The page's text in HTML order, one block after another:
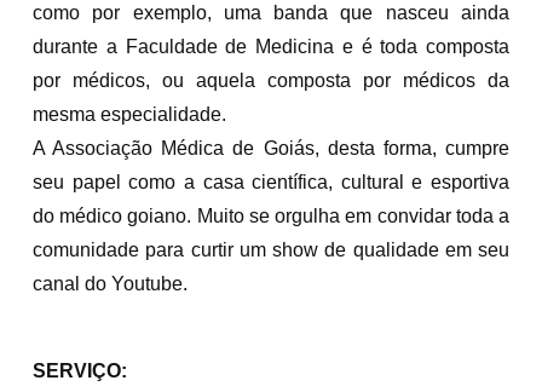
como por exemplo, uma banda que nasceu ainda
durante a Faculdade de Medicina e é toda composta
por médicos, ou aquela composta por médicos da
mesma especialidade.
A Associação Médica de Goiás, desta forma, cumpre
seu papel como a casa científica, cultural e esportiva
do médico goiano. Muito se orgulha em convidar toda a
comunidade para curtir um show de qualidade em seu
canal do Youtube.
SERVIÇO: